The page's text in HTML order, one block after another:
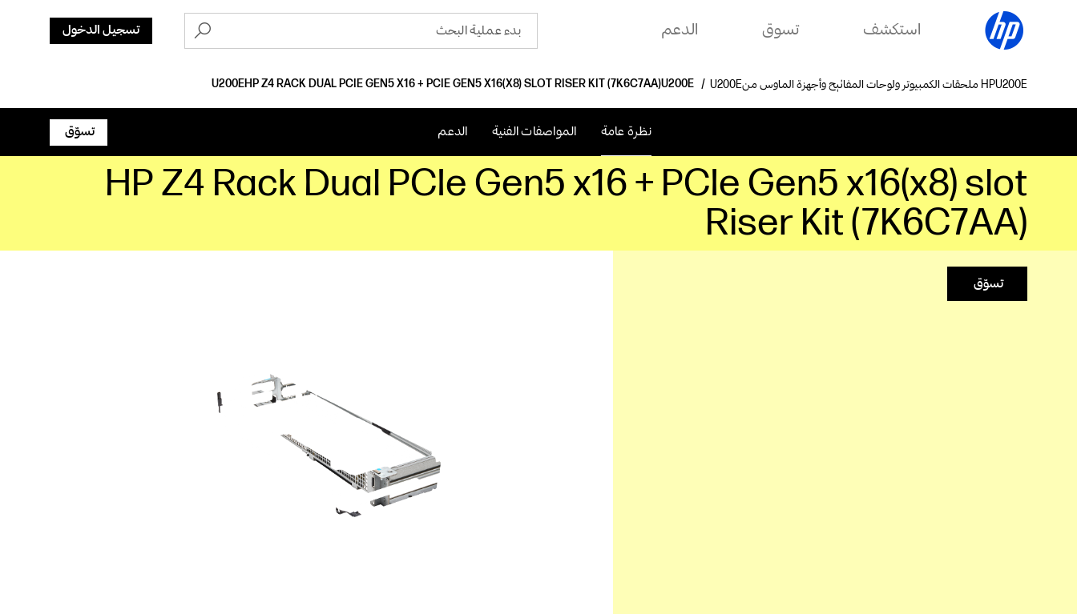
استكشف تسوق الدعم تسجيل الدخول
ملحقات الكمبيوتر ولوحات المفاتيح وأجهزة الماوس من HP HP Z4 RACK DUAL PCIE GEN5 X16 + PCIE GEN5 X16(X8) SLOT RISER KIT (7K6C7AA)
نظرة عامة المواصفات الفنية الدعم تسوّق
HP Z4 Rack Dual PCIe Gen5 x16 + PCIe Gen5 x16(x8) slot
Riser Kit (7K6C7AA)
تسوّق